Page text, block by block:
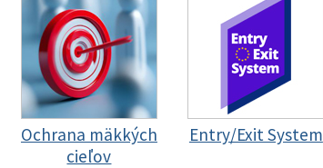
Ochrana mäkkých
cieľov
Entry/Exit System